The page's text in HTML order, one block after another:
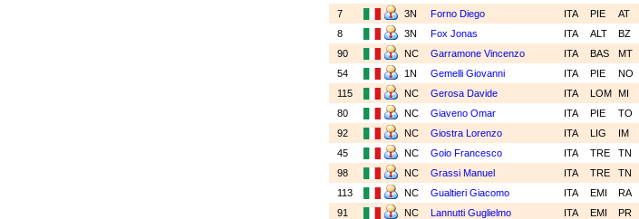
7
3N Forno Diego ITA PIE AT
8
3N Fox Jonas ITA ALT BZ
90
NC Garramone Vincenzo ITA BAS MT
54
1N Gemelli Giovanni ITA PIE NO
115
NC Gerosa Davide ITA LOM MI
80
NC Giaveno Omar ITA PIE TO
92
NC Giostra Lorenzo ITA LIG IM
45
NC Goio Francesco ITA TRE TN
98
NC Grassi Manuel ITA TRE TN
113
NC Gualtieri Giacomo ITA EMI RA
91
NC Lannutti Guglielmo ITA EMI PR